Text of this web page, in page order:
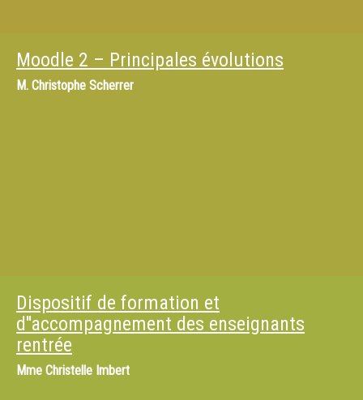
Moodle 2 – Principales évolutions
M. Christophe Scherrer
Dispositif de formation et
d''accompagnement des enseignants
rentrée
Mme Christelle Imbert